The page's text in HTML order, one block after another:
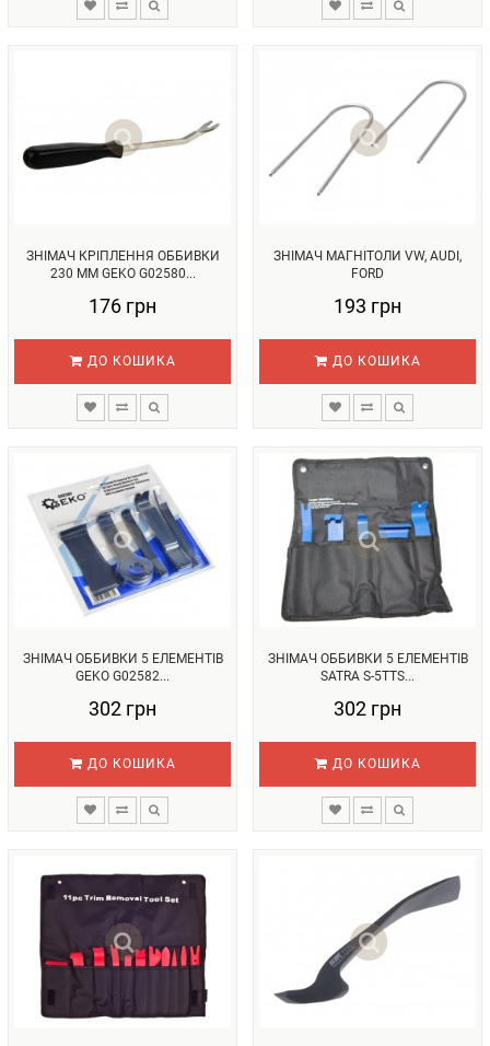
ЗНІМАЧ КРІПЛЕННЯ ОББИВКИ
230 ММ GEKO G02580...
176 грн
ДО КОШИКА
ЗНІМАЧ МАГНІТОЛИ VW, AUDI,
FORD
193 грн
ДО КОШИКА
ЗНІМАЧ ОББИВКИ 5 ЕЛЕМЕНТІВ
GEKO G02582...
302 грн
ДО КОШИКА
ЗНІМАЧ ОББИВКИ 5 ЕЛЕМЕНТІВ
SATRA S-5TTS...
302 грн
ДО КОШИКА